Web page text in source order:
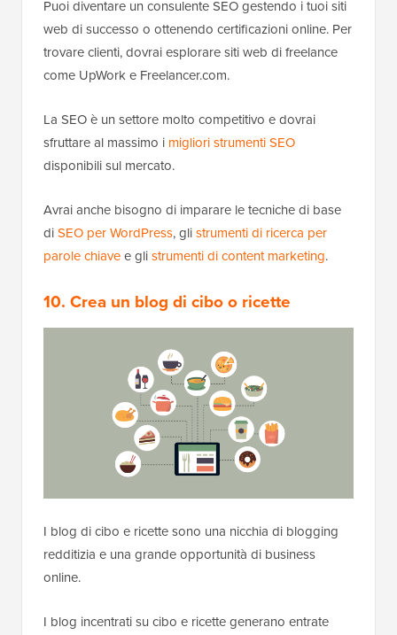
Puoi diventare un consulente SEO gestendo i tuoi siti
web di successo o ottenendo certificazioni online. Per
trovare clienti, dovrai esplorare siti web di freelance
come UpWork e Freelancer.com.
La SEO è un settore molto competitivo e dovrai
sfruttare al massimo i migliori strumenti SEO
disponibili sul mercato.
Avrai anche bisogno di imparare le tecniche di base
diSEO per WordPress, glistrumenti di ricerca per
parole chiavee glistrumenti di content marketing.
10. Crea un blog di cibo o ricette
I blog di cibo e ricette sono una nicchia di blogging
redditizia e una grande opportunità di business
online.
I blog incentrati su cibo e ricette generano entrate